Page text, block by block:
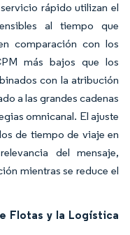
rápido utilizan el
al tiempo que
comparación con los
más bajos que los
con la atribución
a las grandes cadenas
omnicanal. El ajuste
de tiempo de viaje en
del mensaje,
mientras se reduce el
Flotas y la Logística